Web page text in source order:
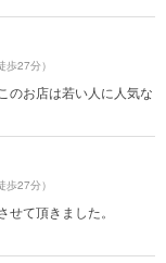
歩27分）
のお店は若い人に人気な
歩27分）
て頂きました。